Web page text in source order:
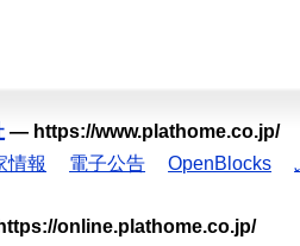
— https://www.plathome.co.jp/
情報 電子公告 OpenBlocks
https://online.plathome.co.jp/